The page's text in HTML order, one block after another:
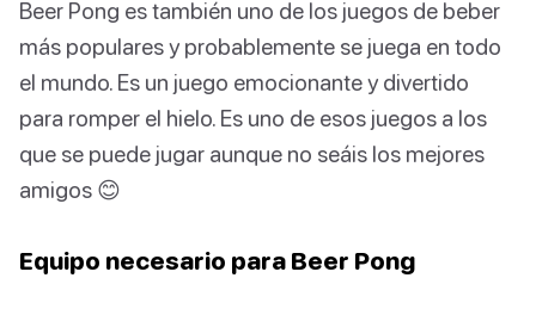
Beer Pong es también uno de los juegos de beber
más populares y probablemente se juega en todo
el mundo. Es un juego emocionante y divertido
para romper el hielo. Es uno de esos juegos a los
que se puede jugar aunque no seáis los mejores
amigos 😊
Equipo necesario para Beer Pong